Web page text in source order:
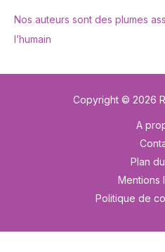
Nos auteurs sont des plumes
l’humain
Copyright © 2026
A
Plan
Mentions
Politique de